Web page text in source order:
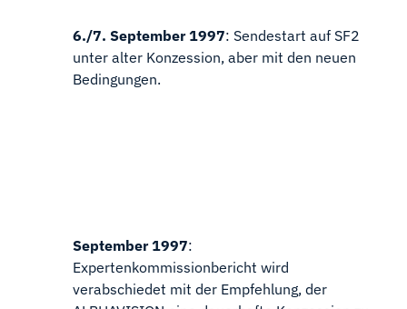
6./7. September 1997: Sendestart auf SF2
unter alter Konzession, aber mit den neuen
Bedingungen.
September 1997:
Expertenkommissionbericht wird
verabschiedet mit der Empfehlung, der